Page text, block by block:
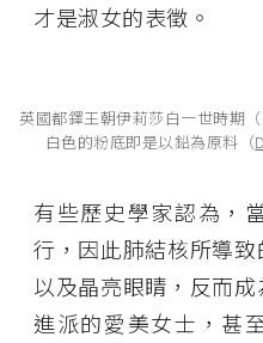
才是淑女的表徵。
英國都鐸王朝伊莉莎白一世時期
白色的粉底即是以鉛為原料（
有些歷史學家認為，
行，因此肺結核所導致
以及晶亮眼睛，反而
進派的愛美女士，甚